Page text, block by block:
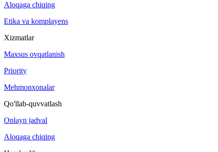
Aloqaga chiqing
Etika va komplayens
Xizmatlar
Maxsus ovqatlanish
Priority
Mehmonxonalar
Qo'llab-quvvatlash
Onlayn jadval
Aloqaga chiqing